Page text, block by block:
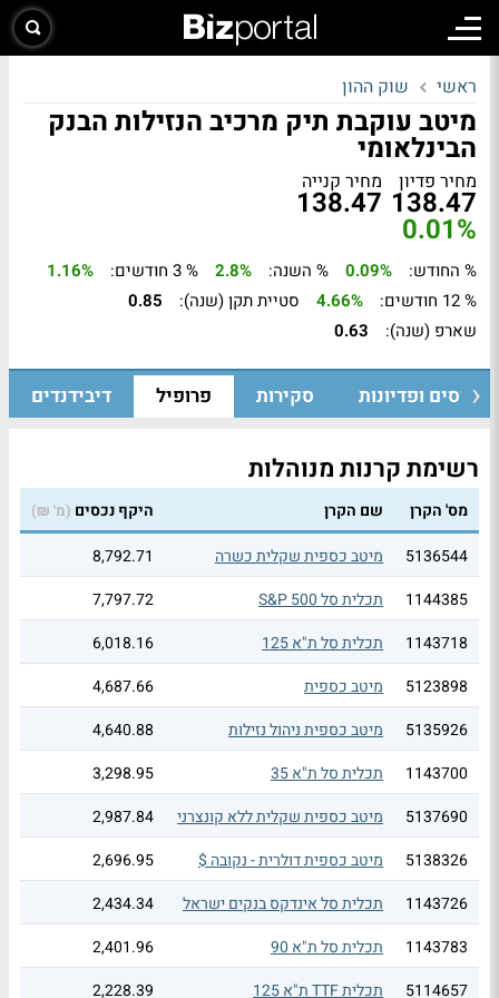
ראשי שוק ההון
מיטב עוקבת תיק מרכיב הנזילות הבנק
הבינלאומי
מחיר פדיון
138.47
מחיר קנייה
138.47
0.01%
% החודש: 0.09% % השנה: 2.8% % 3 חודשים:
1.16%
% 12 חודשים:
4.66% סטיית תקן (שנה):
0.85
שארפ (שנה):
0.63
גיוסים ופדיונות סקירות פרופיל דיבידנדים
רשימת קרנות מנוהלות
מס' הקרן שם הקרן היקף נכסים (מ' ₪)
5136544 מיטב כספית שקלית כשרה
8,792.71
1144385
תכלית סל S&P 500
7,797.72
1143718
תכלית סל ת"א 125
6,018.16
5123898
מיטב כספית
4,687.66
5135926
מיטב כספית ניהול נזילות
4,640.88
1143700
תכלית סל ת"א 35
3,298.95
5137690
מיטב כספית שקלית ללא קונצרני
2,987.84
5138326
מיטב כספית דולרית - נקובה $
2,696.95
1143726
תכלית סל אינדקס בנקים ישראל
2,434.34
1143783
תכלית סל ת"א 90
2,401.96
5114657
תכלית TTF ת"א 125 2,228.39